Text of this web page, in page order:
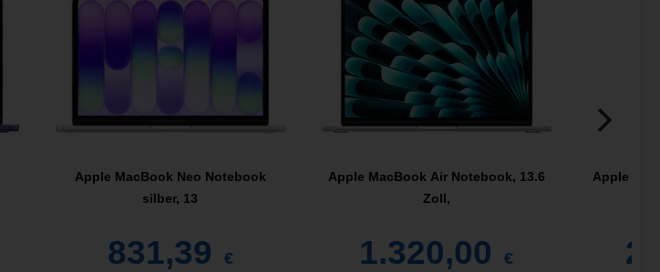
Apple MacBook Neo Notebook
silber, 13
831,39 €
Apple MacBook Air Notebook, 13.6
Zoll,
1.320,00 €
Apple